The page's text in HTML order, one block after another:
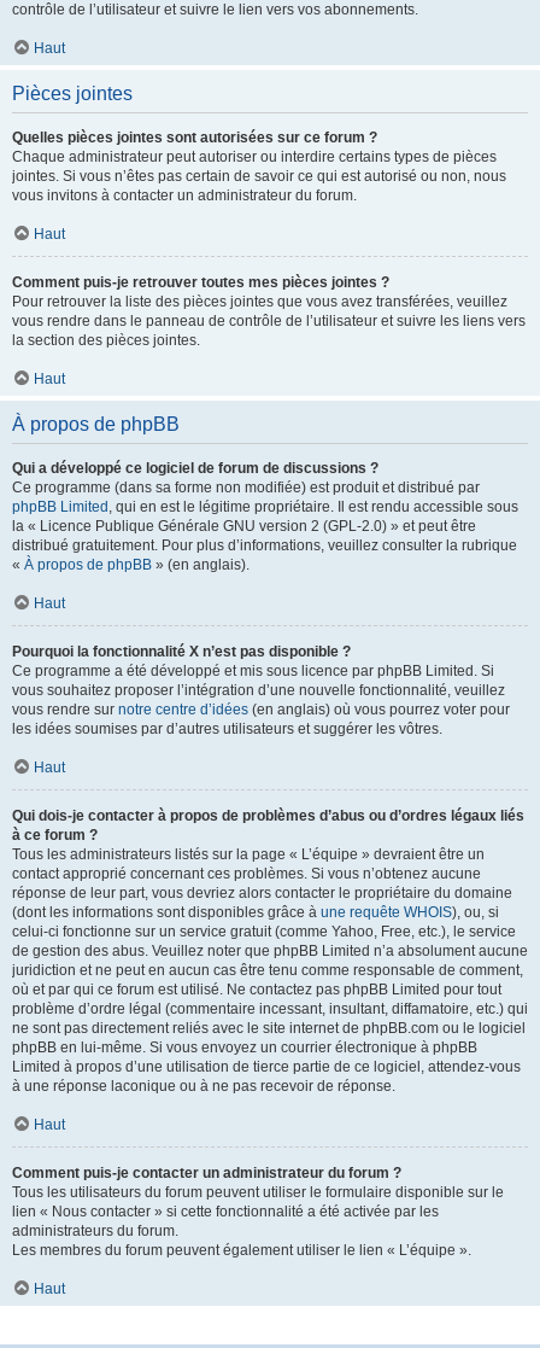
contrôle de l’utilisateur et suivre le lien vers vos abonnements.
Haut
Pièces jointes
Quelles pièces jointes sont autorisées sur ce forum ?
Chaque administrateur peut autoriser ou interdire certains types de pièces
jointes. Si vous n’êtes pas certain de savoir ce qui est autorisé ou non, nous
vous invitons à contacter un administrateur du forum.
Haut
Comment puis-je retrouver toutes mes pièces jointes ?
Pour retrouver la liste des pièces jointes que vous avez transférées, veuillez
vous rendre dans le panneau de contrôle de l’utilisateur et suivre les liens vers
la section des pièces jointes.
Haut
À propos de phpBB
Qui a développé ce logiciel de forum de discussions ?
Ce programme (dans sa forme non modifiée) est produit et distribué par
phpBB Limited , qui en est le légitime propriétaire. Il est rendu accessible sous
la « Licence Publique Générale GNU version 2 (GPL-2.0) » et peut être
distribué gratuitement. Pour plus d’informations, veuillez consulter la rubrique
« À propos de phpBB » (en anglais).
Haut
Pourquoi la fonctionnalité X n’est pas disponible ?
Ce programme a été développé et mis sous licence par phpBB Limited. Si
vous souhaitez proposer l’intégration d’une nouvelle fonctionnalité, veuillez
vous rendre sur notre centre d’idées (en anglais) où vous pourrez voter pour
les idées soumises par d’autres utilisateurs et suggérer les vôtres.
Haut
Qui dois-je contacter à propos de problèmes d’abus ou d’ordres légaux liés
à ce forum ?
Tous les administrateurs listés sur la page « L’équipe » devraient être un
contact approprié concernant ces problèmes. Si vous n’obtenez aucune
réponse de leur part, vous devriez alors contacter le propriétaire du domaine
(dont les informations sont disponibles grâce à une requête WHOIS), ou, si
celui-ci fonctionne sur un service gratuit (comme Yahoo, Free, etc.), le service
de gestion des abus. Veuillez noter que phpBB Limited n’a absolument aucune
juridiction et ne peut en aucun cas être tenu comme responsable de comment,
où et par qui ce forum est utilisé. Ne contactez pas phpBB Limited pour tout
problème d’ordre légal (commentaire incessant, insultant, diffamatoire, etc.) qui
ne sont pas directement reliés avec le site internet de phpBB.com ou le logiciel
phpBB en lui-même. Si vous envoyez un courrier électronique à phpBB
Limited à propos d’une utilisation de tierce partie de ce logiciel, attendez-vous
à une réponse laconique ou à ne pas recevoir de réponse.
Haut
Comment puis-je contacter un administrateur du forum ?
Tous les utilisateurs du forum peuvent utiliser le formulaire disponible sur le
lien « Nous contacter » si cette fonctionnalité a été activée par les
administrateurs du forum.
Les membres du forum peuvent également utiliser le lien « L’équipe ».
Haut